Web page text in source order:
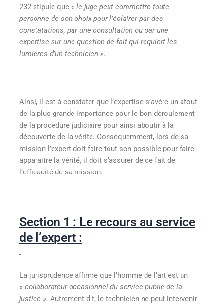
232 stipule que « le juge peut commettre toute
personne de son choix pour l’éclairer par des
constatations, par une consultation ou par une
expertise sur une question de fait qui requiert les
lumières d’un technicien ».
Ainsi, il est à constater que l’expertise s’avère un atout
de la plus grande importance pour le bon déroulement
de la procédure judiciaire pour ainsi aboutir à la
découverte de la vérité. Conséquemment, lors de sa
mission l’expert doit faire tout son possible pour faire
apparaitre la vérité, il doit s’assurer de ce fait de
l’efficacité de sa mission.
Section 1 : Le recours au service
de l’expert :
La jurisprudence affirme que l’homme de l’art est un
« collaborateur occasionnel du service public de la
justice ». Autrement dit, le technicien ne peut intervenir